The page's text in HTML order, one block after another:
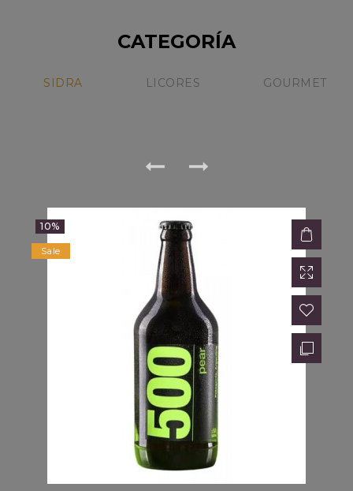
Sale
CATEGORÍA
SIDRA LICORES GOURMET
Sale
10%